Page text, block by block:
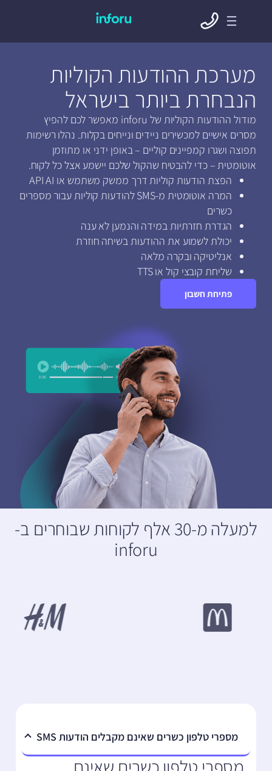
מערכת ההודעות הקוליות
הנבחרת ביותר בישראל
מודול ההודעות הקוליות של inforu מאפשר לכם להפיץ
מסרים אישיים למכשירים ניידים ונייחים בקלות. נהלו רשימות
תפוצה ושגרו קמפיינים קוליים – באופן ידני או מתוזמן
אוטומטית – כדי להבטיח שהקול שלכם יישמע אצל כל לקוח.
הפצת הודעות קוליות דרך ממשק משתמש או API AI
המרה אוטומטית מ-SMS להודעות קוליות עבור מספרים
כשרים
הגדרת חזרתיות במידה והנמען לא ענה
יכולת לשמוע את ההודעות בשיחה חוזרת
אנליטיקה ובקרה מלאה
שליחת קובצי קול או TTS
פתיחת חשבון
למעלה מ-30 אלף לקוחות שבוחרים ב-
inforu
מספרי טלפון כשרים שאינם מקבלים הודעות SMS